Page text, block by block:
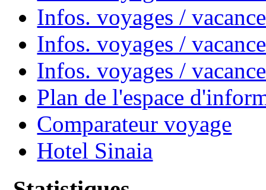
Infos. voyages /
Infos. voyages /
Infos. voyages /
Plan de l'espace
Comparateur voyage
Hotel Sinaia